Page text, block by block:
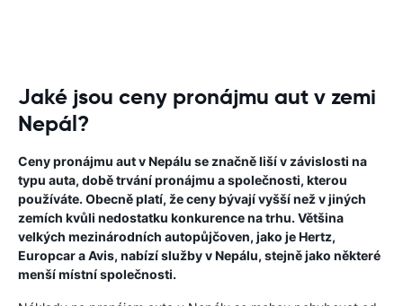
Jaké jsou ceny pronájmu aut v zemi
Nepál?
Ceny pronájmu aut v Nepálu se značně liší v závislosti na
typu auta, době trvání pronájmu a společnosti, kterou
používáte. Obecně platí, že ceny bývají vyšší než v jiných
zemích kvůli nedostatku konkurence na trhu. Většina
velkých mezinárodních autopůjčoven, jako je Hertz,
Europcar a Avis, nabízí služby v Nepálu, stejně jako některé
menší místní společnosti.